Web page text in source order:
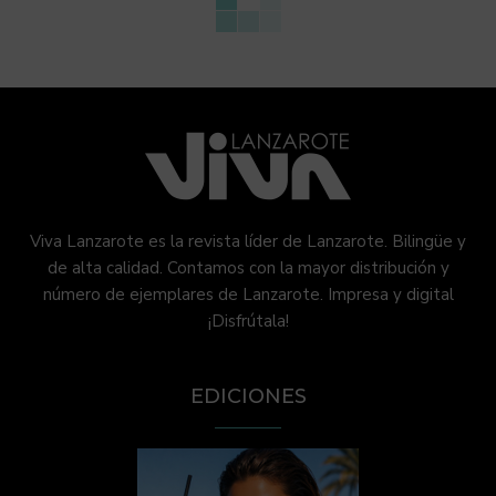
Viva Lanzarote es la revista líder de Lanzarote. Bilingüe y
de alta calidad. Contamos con la mayor distribución y
número de ejemplares de Lanzarote. Impresa y digital
¡Disfrútala!
EDICIONES